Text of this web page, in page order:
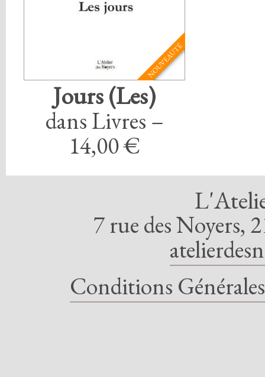
NOUVEAUTÉ
Jours (Les)
dans Livres –
14,00 €
7 rue des Noyers,
Conditions